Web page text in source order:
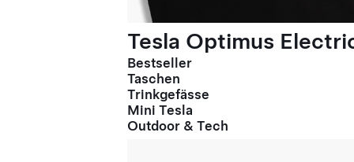
Tesla Optimus
Bestseller
Taschen
Trinkgefässe
Mini Tesla
Outdoor & Tech